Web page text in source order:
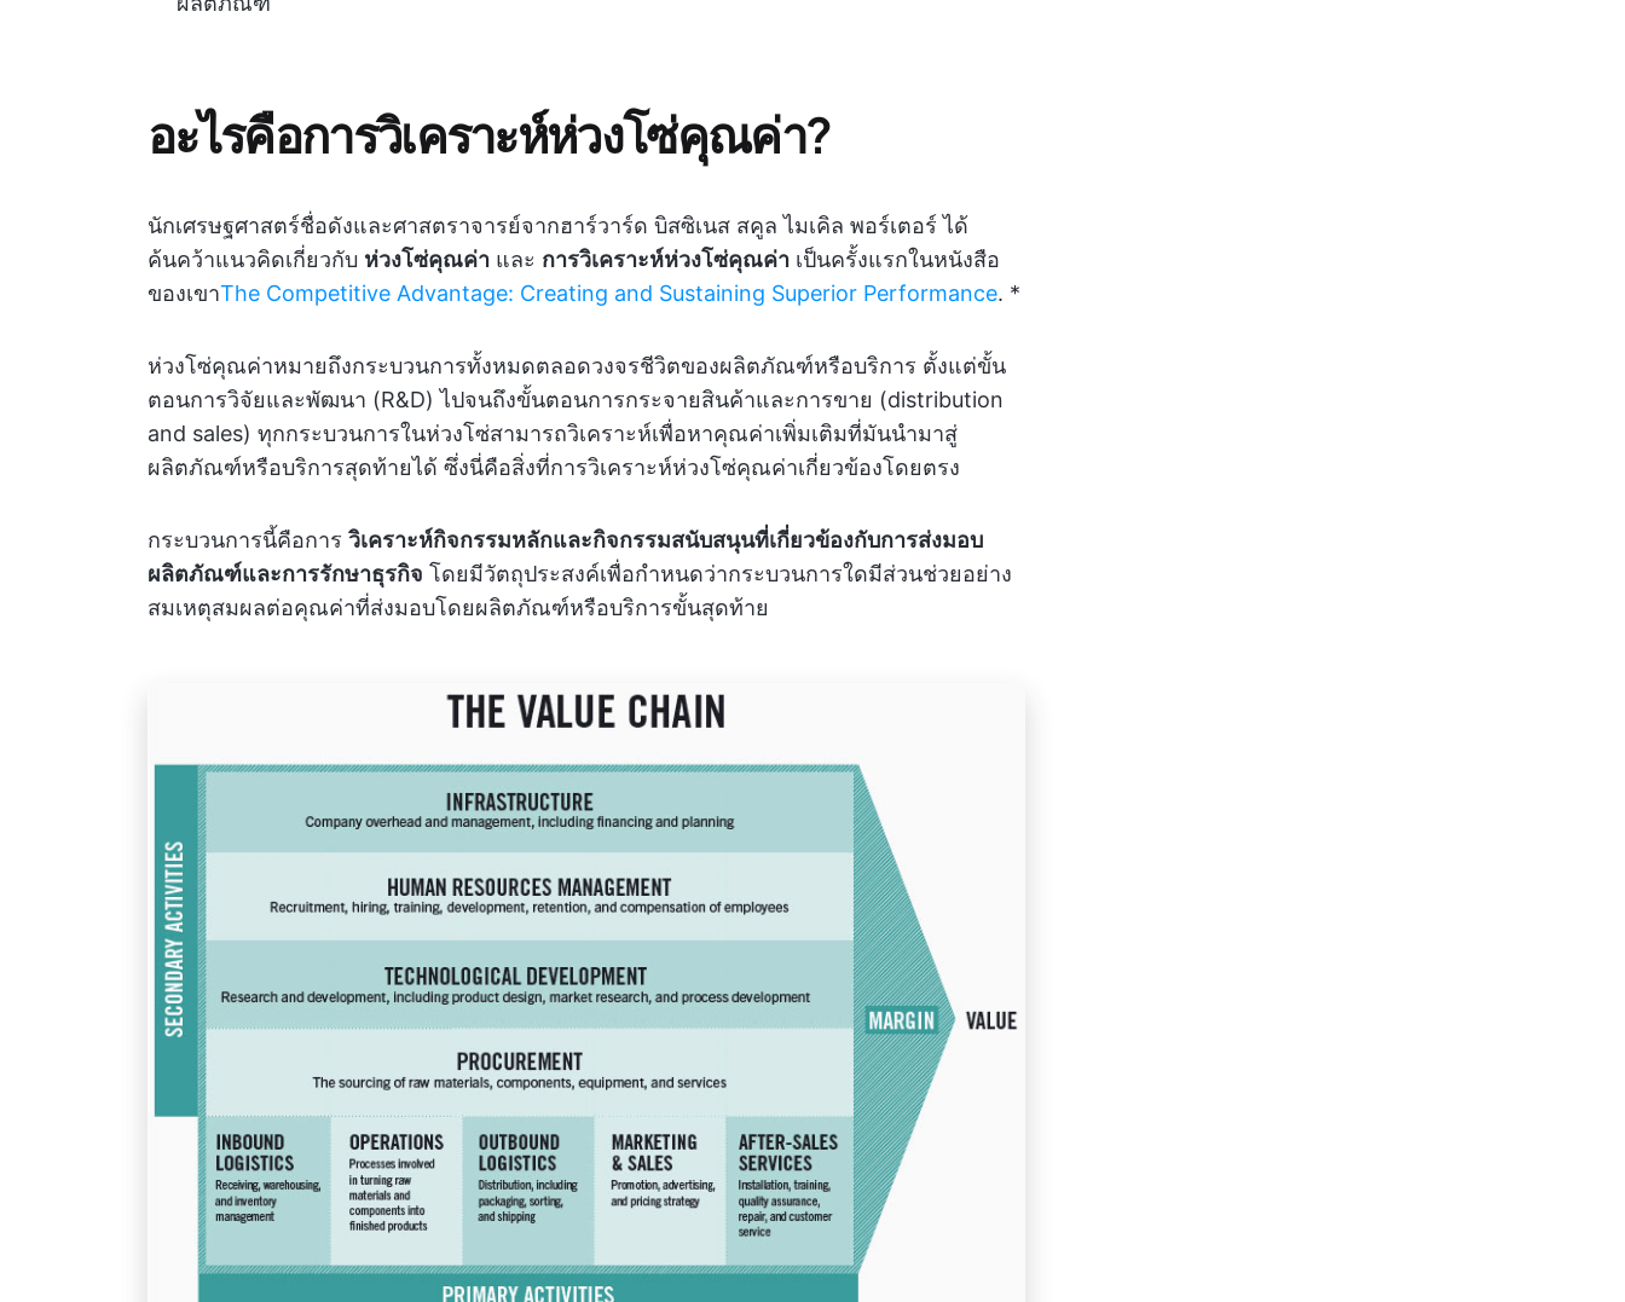
อะไรคือการวิเคราะห์ห่วงโซ่คุณค่า?
นักเศรษฐศาสตร์ชื่อดังและศาสตราจารย์จากฮาร์วาร์ด บิสซิเนส สคูล ไมเคิล พอร์เตอร์ ได้
ค้นคว้าแนวคิดเกี่ยวกับ ห่วงโซ่คุณค่า และ การวิเคราะห์ห่วงโซ่คุณค่า เป็นครั้งแรกในหนังสือ
ของเขาThe Competitive Advantage: Creating and Sustaining Superior Performance. *
ห่วงโซ่คุณค่าหมายถึงกระบวนการทั้งหมดตลอดวงจรชีวิตของผลิตภัณฑ์หรือบริการ ตั้งแต่ขั้น
ตอนการวิจัยและพัฒนา (R&D) ไปจนถึงขั้นตอนการกระจายสินค้าและการขาย (distribution
and sales) ทุกกระบวนการในห่วงโซ่สามารถวิเคราะห์เพื่อหาคุณค่าเพิ่มเติมที่มันนำมาสู่
ผลิตภัณฑ์หรือบริการสุดท้ายได้ ซึ่งนี่คือสิ่งที่การวิเคราะห์ห่วงโซ่คุณค่าเกี่ยวข้องโดยตรง
กระบวนการนี้คือการ วิเคราะห์กิจกรรมหลักและกิจกรรมสนับสนุนที่เกี่ยวข้องกับการส่งมอบ
ผลิตภัณฑ์และการรักษาธุรกิจ โดยมีวัตถุประสงค์เพื่อกำหนดว่ากระบวนการใดมีส่วนช่วยอย่าง
สมเหตุสมผลต่อคุณค่าที่ส่งมอบโดยผลิตภัณฑ์หรือบริการขั้นสุดท้าย